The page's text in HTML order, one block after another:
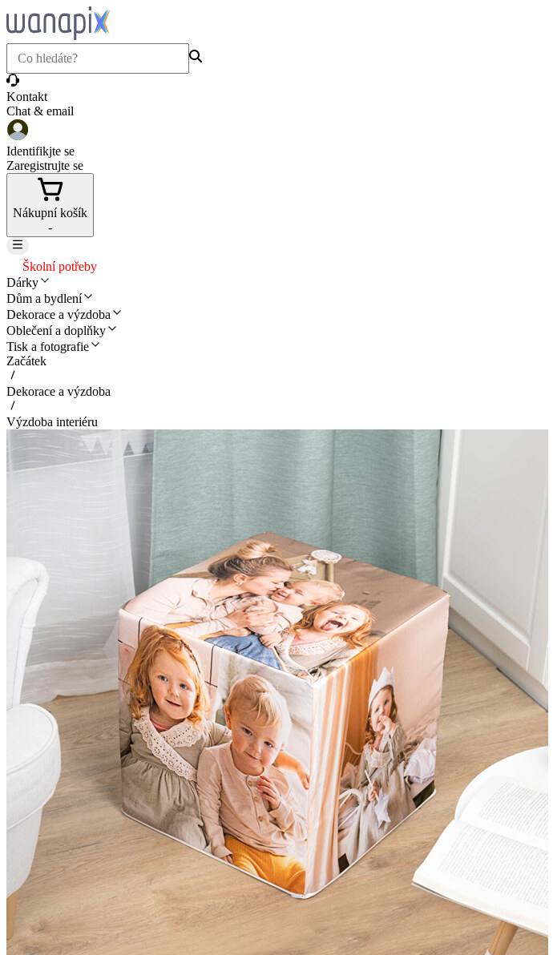
Kontakt
Chat & email
Identifikjte se
Zaregistrujte se
Nákupní košík
-
Školní potřeby
Dárky
Dům a bydlení
Dekorace a výzdoba
Oblečení a doplňky
Tisk a fotografie
Začátek
Dekorace a výzdoba
Výzdoba interiéru